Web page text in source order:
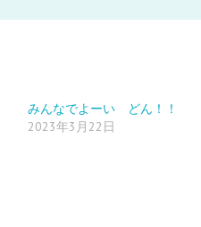
みんなでよーい どん！！
2023年3月22日